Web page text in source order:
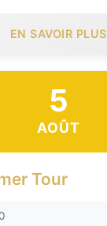
EN SAVOIR PLUS
5
AOÛT
Tour